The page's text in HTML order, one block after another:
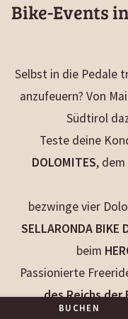
BUCHEN
Bike-Events
Selbst in die Pedale
anzufeuern? Von
Südtirol
Teste deine
DOLOMITES,
bezwinge vier
SELLARONDA BIKE
beim
Passionierte
des Reichs der